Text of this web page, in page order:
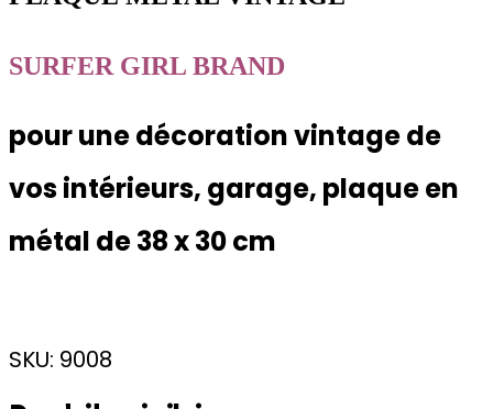
SURFER GIRL BRAND
pour une décoration vintage de
vos intérieurs, garage, plaque en
métal de 38 x 30 cm
SKU: 9008